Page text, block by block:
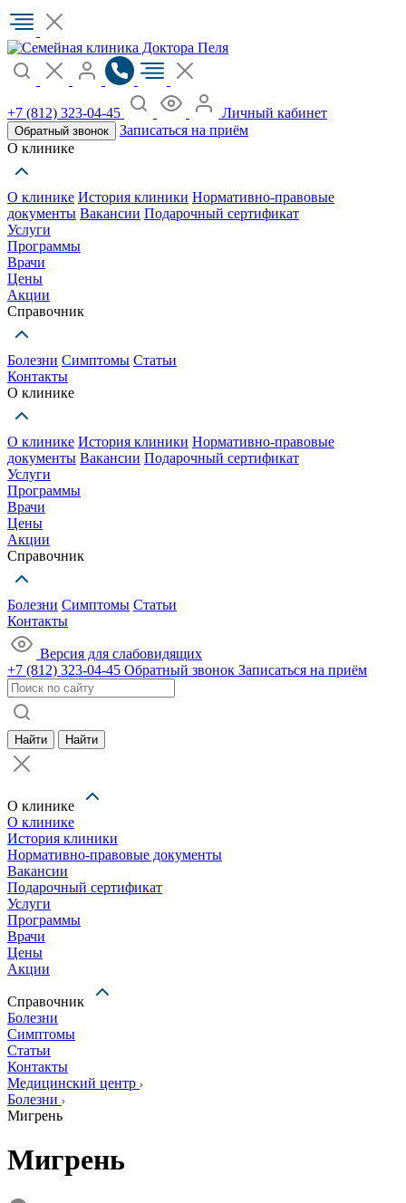
+7 (812) 323-04-45 Личный кабинет
Обратный звонок
Записаться на приём
О клинике
О клинике История клиники Нормативно-правовые
документы Вакансии Подарочный сертификат
Услуги
Программы
Врачи
Цены
Акции
Справочник
Болезни Симптомы Статьи
Контакты
О клинике
О клинике История клиники Нормативно-правовые
документы Вакансии Подарочный сертификат
Услуги
Программы
Врачи
Цены
Акции
Справочник
Болезни Симптомы Статьи
Контакты
Версия для слабовидящих
+7 (812) 323-04-45 Обратный звонок Записаться на приём
Найти Найти
О клинике
О клинике
История клиники
Нормативно-правовые документы
Вакансии
Подарочный сертификат
Услуги
Программы
Врачи
Цены
Акции
Справочник
Болезни
Симптомы
Статьи
Контакты
Медицинский центр
Болезни
Мигрень
Мигрень